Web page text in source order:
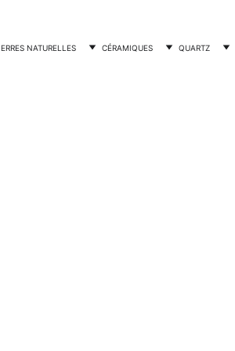
NATURELLES CÉRAMIQUES QUARTZ